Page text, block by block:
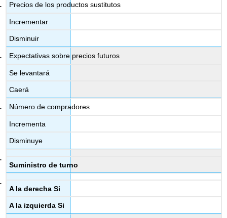
Precios de los productos sustitutos
Incrementar
Disminuir
Expectativas sobre precios futuros
Se levantará
Caerá
Número de compradores
Incrementa
Disminuye
Suministro de turno
A la derecha Si
A la izquierda Si